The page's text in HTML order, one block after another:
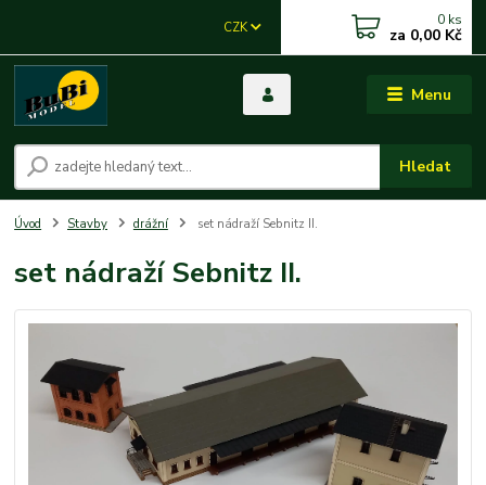
Menu
CZK
Hledat
0 ks
za 0,00 Kč
Úvod Stavby drážní set nádraží Sebnitz II.
set nádraží Sebnitz II.